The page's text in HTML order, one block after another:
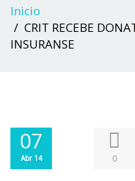
Inicio
CRIT RECEBE
INSURANSE
07
Abr 14 0